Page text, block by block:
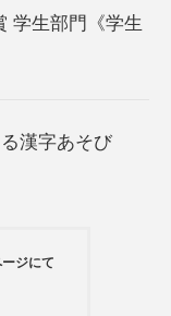
学生部門《学生
漢字あそび
ジにて